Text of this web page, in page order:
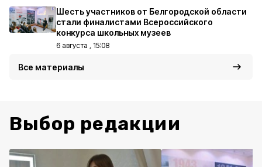
Шесть участников от Белгородской области
стали финалистами Всероссийского
конкурса школьных музеев
6 августа , 15:08
Все материалы
Выбор редакции